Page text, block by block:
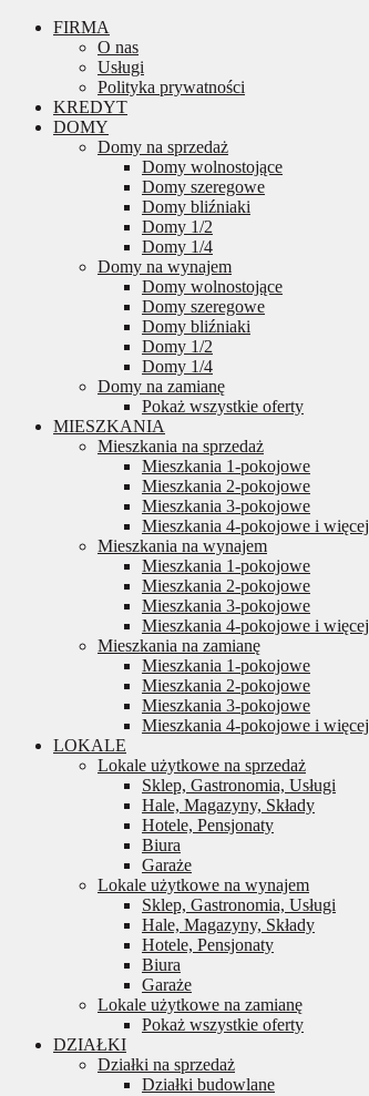
FIRMA
O nas
Usługi
Polityka prywatności
KREDYT
DOMY
Domy na sprzedaż
Domy wolnostojące
Domy szeregowe
Domy bliźniaki
Domy 1/2
Domy 1/4
Domy na wynajem
Domy wolnostojące
Domy szeregowe
Domy bliźniaki
Domy 1/2
Domy 1/4
Domy na zamianę
Pokaż wszystkie oferty
MIESZKANIA
Mieszkania na sprzedaż
Mieszkania 1-pokojowe
Mieszkania 2-pokojowe
Mieszkania 3-pokojowe
Mieszkania 4-pokojowe i więcej
Mieszkania na wynajem
Mieszkania 1-pokojowe
Mieszkania 2-pokojowe
Mieszkania 3-pokojowe
Mieszkania 4-pokojowe i więcej
Mieszkania na zamianę
Mieszkania 1-pokojowe
Mieszkania 2-pokojowe
Mieszkania 3-pokojowe
Mieszkania 4-pokojowe i więcej
LOKALE
Lokale użytkowe na sprzedaż
Sklep, Gastronomia, Usługi
Hale, Magazyny, Składy
Hotele, Pensjonaty
Biura
Garaże
Lokale użytkowe na wynajem
Sklep, Gastronomia, Usługi
Hale, Magazyny, Składy
Hotele, Pensjonaty
Biura
Garaże
Lokale użytkowe na zamianę
Pokaż wszystkie oferty
DZIAŁKI
Działki na sprzedaż
Działki budowlane